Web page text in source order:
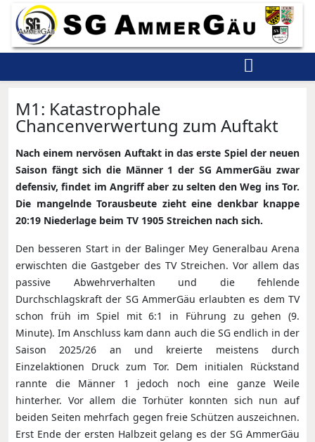
M1: Katastrophale
Chancenverwertung zum Auftakt
Nach einem nervösen Auftakt in das erste Spiel der neuen
Saison fängt sich die Männer 1 der SG AmmerGäu zwar
defensiv, findet im Angriff aber zu selten den Weg ins Tor.
Die mangelnde Torausbeute zieht eine denkbar knappe
20:19 Niederlage beim TV 1905 Streichen nach sich.
Den besseren Start in der Balinger Mey Generalbau Arena
erwischten die Gastgeber des TV Streichen. Vor allem das
passive Abwehrverhalten und die fehlende
Durchschlagskraft der SG AmmerGäu erlaubten es dem TV
schon früh im Spiel mit 6:1 in Führung zu gehen (9.
Minute). Im Anschluss kam dann auch die SG endlich in der
Saison 2025/26 an und kreierte meistens durch
Einzelaktionen Druck zum Tor. Dem initialen Rückstand
rannte die Männer 1 jedoch noch eine ganze Weile
hinterher. Vor allem die Torhüter konnten sich nun auf
beiden Seiten mehrfach gegen freie Schützen auszeichnen.
Erst Ende der ersten Halbzeit gelang es der SG AmmerGäu